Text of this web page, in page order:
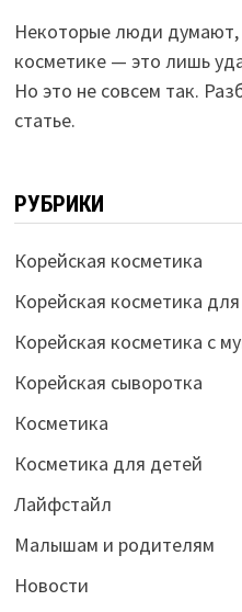
Некоторые люди думают,
косметике — это лишь
Но это не совсем так.
статье.
РУБРИКИ
Корейская косметика
Корейская косметика
Корейская косметика с
Корейская сыворотка
Косметика
Косметика для детей
Лайфстайл
Малышам и родителям
Новости